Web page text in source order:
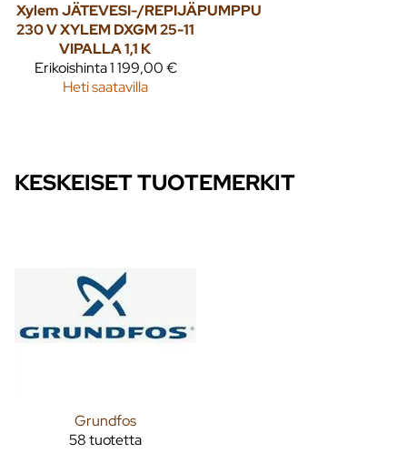
XylemJÄTEVESI-/REPIJÄPUMPPU
230 V XYLEM DXGM 25-11
VIPALLA 1,1 K
Erikoishinta1 199,00 €
Heti saatavilla
KESKEISET TUOTEMERKIT
Grundfos
58 tuotetta